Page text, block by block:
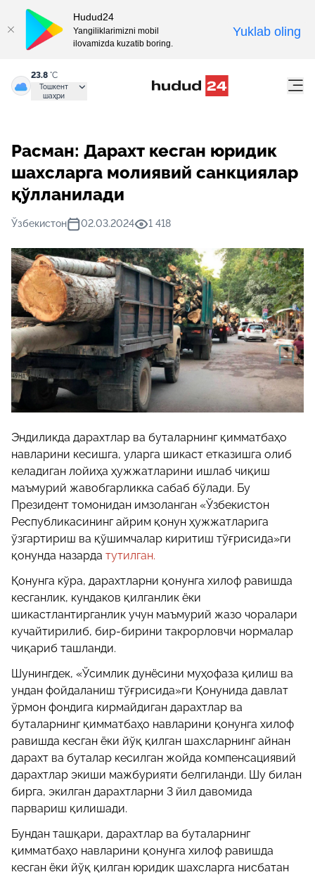
23.8 °C
Тошкент
шаҳри
Расман: Дарахт кесган юридик
шахсларга молиявий санкциялар
қўлланилади
Ўзбекистон 02.03.2024 1 418
Эндиликда дарахтлар ва буталарнинг қимматбаҳо
навларини кесишга, уларга шикаст етказишга олиб
келадиган лойиҳа ҳужжатларини ишлаб чиқиш
маъмурий жавобгарликка сабаб бўлади. Бу
Президент томонидан имзоланган «Ўзбекистон
Республикасининг айрим қонун ҳужжатларига
ўзгартириш ва қўшимчалар киритиш тўғрисида»ги
қонунда назарда тутилган.
Қонунга кўра, дарахтларни қонунга хилоф равишда
кесганлик, кундаков қилганлик ёки
шикастлантирганлик учун маъмурий жазо чоралари
кучайтирилиб, бир-бирини такрорловчи нормалар
чиқариб ташланди.
Шунингдек, «Ўсимлик дунёсини муҳофаза қилиш ва
ундан фойдаланиш тўғрисида»ги Қонунида давлат
ўрмон фондига кирмайдиган дарахтлар ва
буталарнинг қимматбаҳо навларини қонунга хилоф
равишда кесган ёки йўқ қилган шахсларнинг айнан
дарахт ва буталар кесилган жойда компенсациявий
дарахтлар экиши мажбурияти белгиланди. Шу билан
бирга, экилган дарахтларни 3 йил давомида
парвариш қилишади.
Бундан ташқари, дарахтлар ва буталарнинг
қимматбаҳо навларини қонунга хилоф равишда
кесган ёки йўқ қилган юридик шахсларга нисбатан
Hudud24
Yangiliklarimizni mobil
ilovamizda kuzatib boring.
Yuklab oling